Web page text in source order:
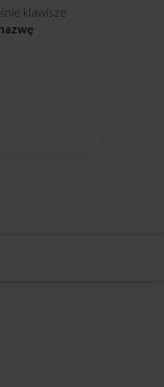
klawisze